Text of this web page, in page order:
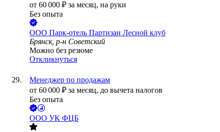
от 60 000 ₽ за месяц, на руки
Без опыта
ООО Парк-отель Партизан Лесной клуб
Брянск, р-н Советский
Можно без резюме
Откликнуться
Менеджер по продажам
от 60 000 ₽ за месяц, до вычета налогов
Без опыта
ООО УК ФЦБ